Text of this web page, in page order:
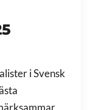
i Svensk